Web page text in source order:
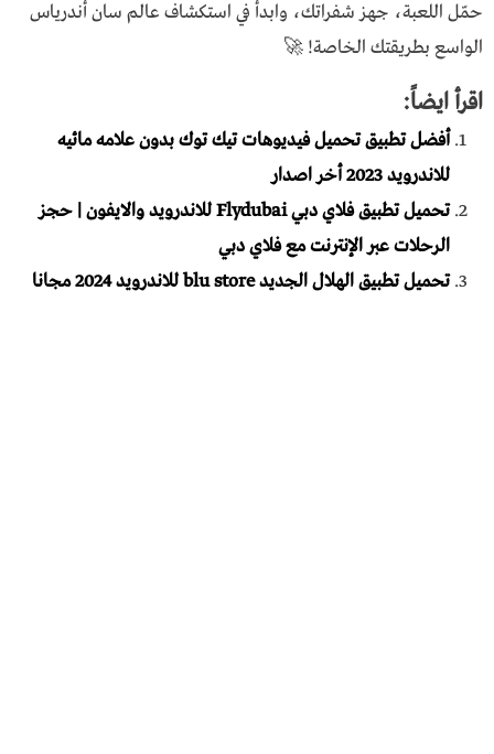
حمّل اللعبة، جهز شفراتك، وابدأ في استكشاف عالم سان أندرياس
الواسع بطريقتك الخاصة! 🚀
اقرأ ايضاً:
أفضل تطبيق تحميل فيديوهات تيك توك بدون علامه مائيه
للاندرويد 2023 أخر اصدار
تحميل تطبيق فلاي دبي Flydubai للاندرويد والايفون | حجز
الرحلات عبر الإنترنت مع فلاي دبي
تحميل تطبيق الهلال الجديد blu store للاندرويد 2024 مجانا